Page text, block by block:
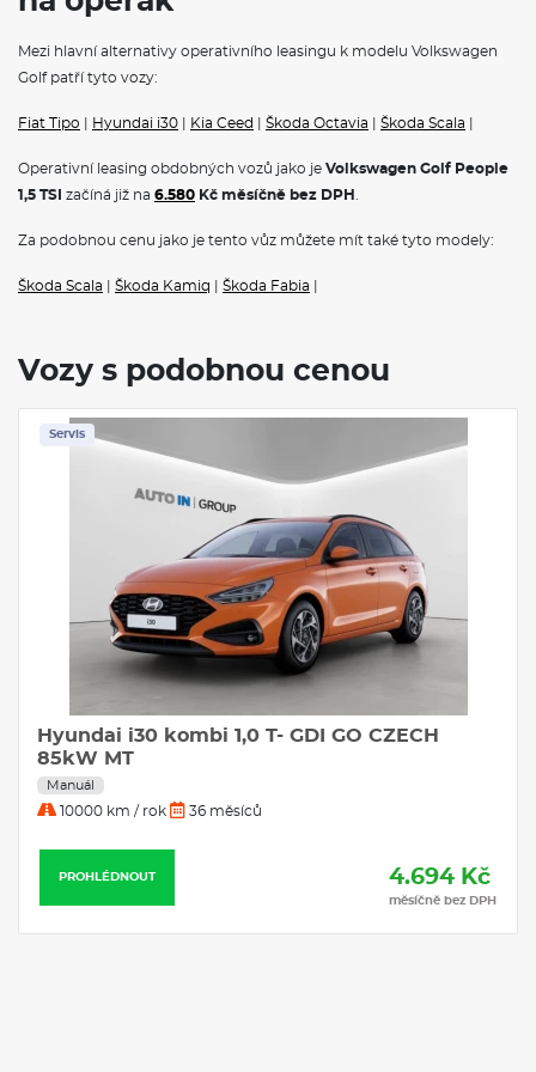
Navigace
Mezi hlavní alternativy operativního leasingu k modelu Volkswagen
Golf patří tyto vozy:
Fiat Tipo Hyundai i30 Kia Ceed Škoda Octavia Škoda Scala
Operativní leasing obdobných vozů jako je Volkswagen Golf People
1,5 TSI začíná již na 6.580 Kč měsíčně bez DPH
Za podobnou cenu jako je tento vůz můžete mít také tyto modely:
Škoda Scala Škoda Kamiq Škoda Fabia
Vozy s podobnou cenou
Servis
Hyundai i30 kombi 1,0 T- GDI GO CZECH
85kW MT
Manuál
10000 km / rok 36 měsíců
PROHLÉDNOUT 4.694 Kč
měsíčně bez DPH